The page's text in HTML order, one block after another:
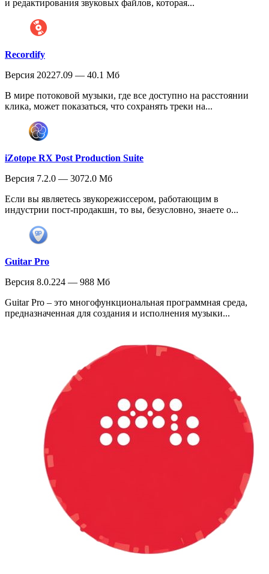
и редактирования звуковых файлов, которая...
Recordify
Версия 20227.09 — 40.1 Мб
В мире потоковой музыки, где все доступно на расстоянии
клика, может показаться, что сохранять треки на...
iZotope RX Post Production Suite
Версия 7.2.0 — 3072.0 Мб
Если вы являетесь звукорежиссером, работающим в
индустрии пост-продакшн, то вы, безусловно, знаете о...
Guitar Pro
Версия 8.0.224 — 988 Мб
Guitar Pro – это многофункциональная программная среда,
предназначенная для создания и исполнения музыки...